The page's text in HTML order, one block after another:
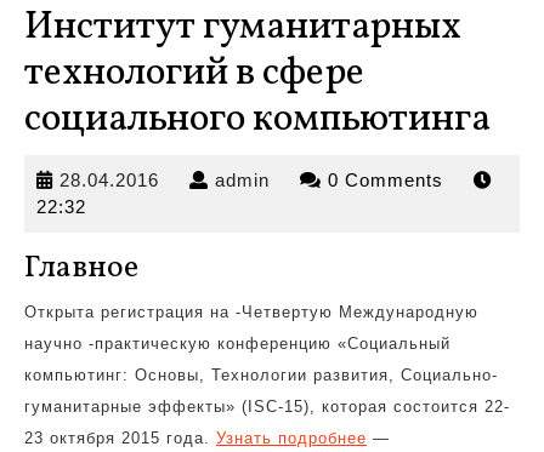
Институт гуманитарных
технологий в сфере
социального компьютинга
28.04.2016 28.04.2016
admin admin 0 Comments
22:32
Главное
Открыта регистрация на -Четвертую Международную
научно -практическую конференцию «Социальный
компьютинг: Основы, Технологии развития, Социально-
гуманитарные эффекты» (ISС-15), которая состоится 22-
23 октября 2015 года. Узнать подробнее —